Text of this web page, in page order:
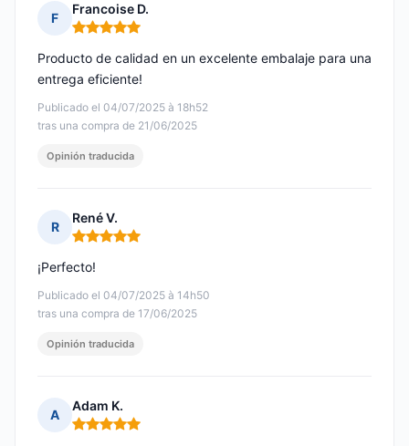
F
Francoise D.
Nota: 5 de 5
Publicado el 04/07/2025 à 18h52
tras una compra de 21/06/2025
Producto de calidad en un excelente embalaje para una
entrega eficiente!
Opinión traducida
R
René V.
Nota: 5 de 5
Publicado el 04/07/2025 à 14h50
tras una compra de 17/06/2025
¡Perfecto!
Opinión traducida
A
Adam K.
Nota: 5 de 5